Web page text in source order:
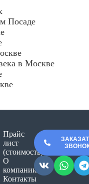
Посаде
в Москве
Прайс
лист
(стоимость)
О
компании
Контакты